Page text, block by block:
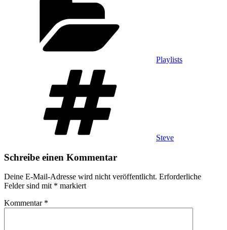
Playlists
Steve
Schreibe einen Kommentar
Deine E-Mail-Adresse wird nicht veröffentlicht. Erforderliche
Felder sind mit * markiert
Kommentar *